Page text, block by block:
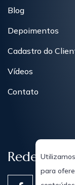
Blog
Depoimentos
Cadastro do
Vídeos
Contato
Redes
para